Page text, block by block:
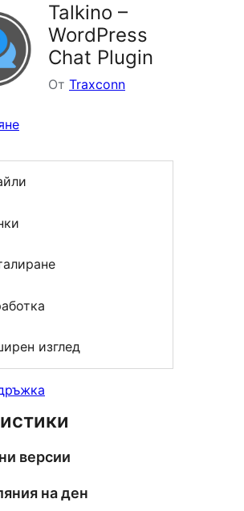
Talkino –
WordPress
Chat Plugin
От Traxconn
изглед
версии
на ден